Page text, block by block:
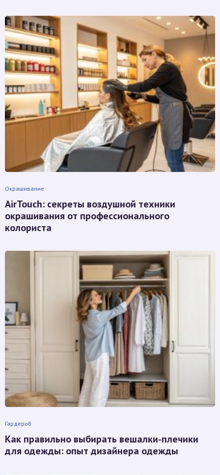
Окрашивание
AirTouch: секреты воздушной техники
окрашивания от профессионального
колориста
Гардероб
Как правильно выбирать вешалки-плечики
для одежды: опыт дизайнера одежды